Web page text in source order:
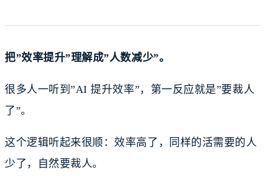
把”效率提升”理解成”人数减少”。
很多人一听到”AI 提升效率”，第一反应就是”要裁人
了”。
这个逻辑听起来很顺：效率高了，同样的活需要的人
少了，自然要裁人。